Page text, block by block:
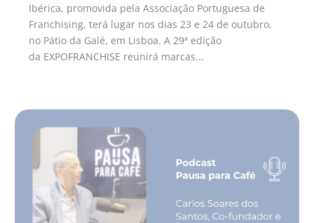
Ibérica, promovida pela Associação Portuguesa de
Franchising, terá lugar nos dias 23 e 24 de outubro,
no Pátio da Galé, em Lisboa. A 29ª edição
da EXPOFRANCHISE reunirá marcas...